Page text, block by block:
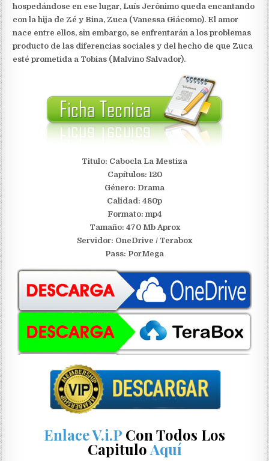
hospedándose en ese lugar, Luís Jerônimo queda encantando
con la hija de Zé y Bina, Zuca (Vanessa Giácomo). El amor
nace entre ellos, sin embargo, se enfrentarán a los problemas
producto de las diferencias sociales y del hecho de que Zuca
esté prometida a Tobias (Malvino Salvador).
Titulo: Cabocla La Mestiza
Capítulos: 120
Género: Drama
Calidad: 480p
Formato: mp4
Tamaño: 470 Mb Aprox
Servidor: OneDrive / Terabox
Pass: PorMega
Enlace V.i.P Con Todos Los
Capitulo Aquí